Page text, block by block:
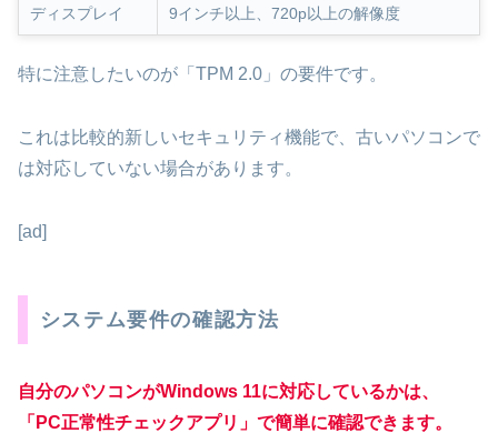
ディスプレイ 9インチ以上、720p以上の解像度
特に注意したいのが「TPM 2.0」の要件です。
これは比較的新しいセキュリティ機能で、古いパソコンで
は対応していない場合があります。
[ad]
システム要件の確認方法
自分のパソコンがWindows 11に対応しているかは、
「PC正常性チェックアプリ」で簡単に確認できます。